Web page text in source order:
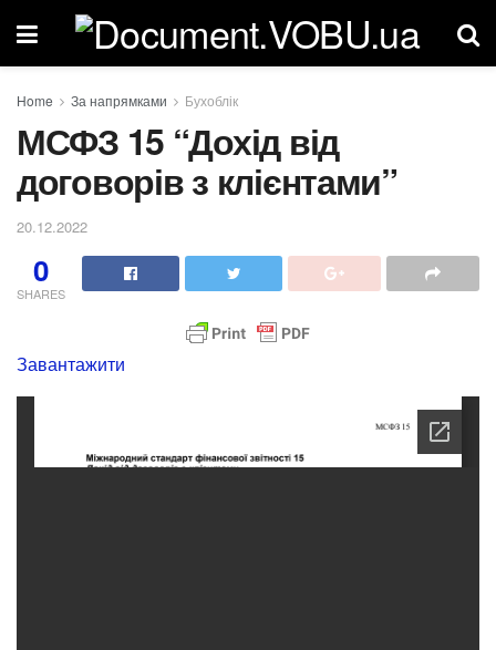
Home За напрямками Бухоблік
МСФЗ 15 “Дохід від
договорів з клієнтами”
20.12.2022
0
SHARES
Завантажити